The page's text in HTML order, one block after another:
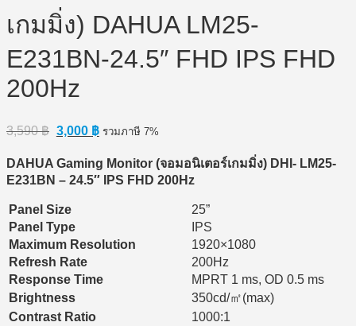
เกมมิ่ง) DAHUA LM25-
E231BN-24.5″ FHD IPS FHD
200Hz
3,590฿ Original
price
was:
3,590 ฿.
3,000 ฿Current
price
is:
3,000 ฿.
รวมภาษี 7%
DAHUA Gaming Monitor (จอมอนิเตอร์เกมมิ่ง) DHI- LM25-
E231BN – 24.5″ IPS FHD 200Hz
Panel Size
25”
Panel Type
IPS
Maximum Resolution
1920×1080
Refresh Rate
200Hz
Response Time
MPRT 1 ms, OD 0.5 ms
Brightness
350cd/㎡(max)
Contrast Ratio
1000:1